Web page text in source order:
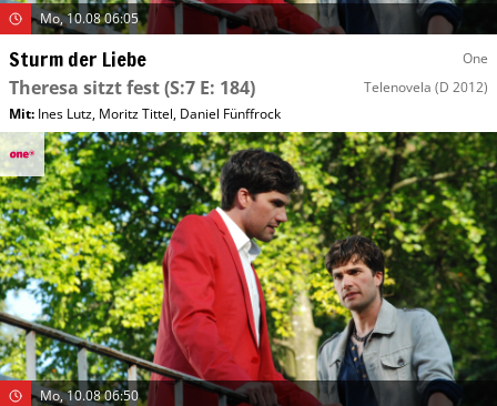
Mo, 10.08 06:05
Sturm der Liebe One
Theresa sitzt fest(S:7 E: 184) Telenovela (D 2012)
Mit: Ines Lutz, Moritz Tittel, Daniel Fünffrock
Mo, 10.08 06:50